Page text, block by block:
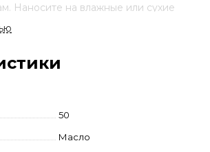
Наносите на влажные или сухие
argania spinosa kernel oil,
(jojoba) seed oil, prunus amygdalus
benzoate.50
Масло